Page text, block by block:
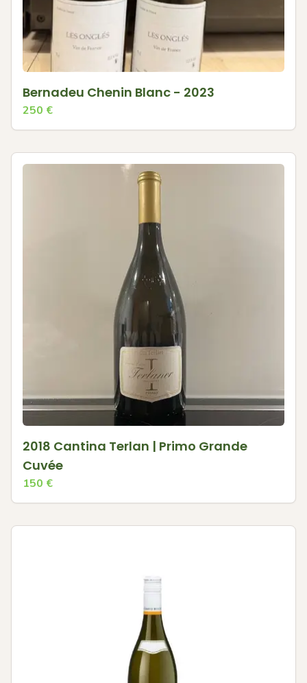
Bernadeu Chenin Blanc - 2023
250 €
2018 Cantina Terlan | Primo Grande
Cuvée
150 €